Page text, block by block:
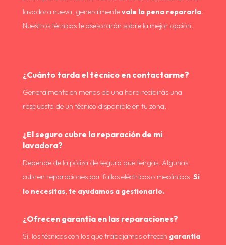
lavadora nueva, generalmentevale la pena repararla.
Nuestros técnicos te asesorarán sobre la mejor opción.
¿Cuánto tarda el técnico en contactarme?
Generalmente en menos de una hora recibirás una
respuesta de un técnico disponible en tu zona.
¿El seguro cubre la reparación de mi
lavadora?
Depende de la póliza de seguro que tengas. Algunas
cubren reparaciones por fallos eléctricos o mecánicos. Si
lo necesitas, te ayudamos a gestionarlo.
¿Ofrecen garantía en las reparaciones?
Sí, los técnicos con los que trabajamos ofrecen garantía